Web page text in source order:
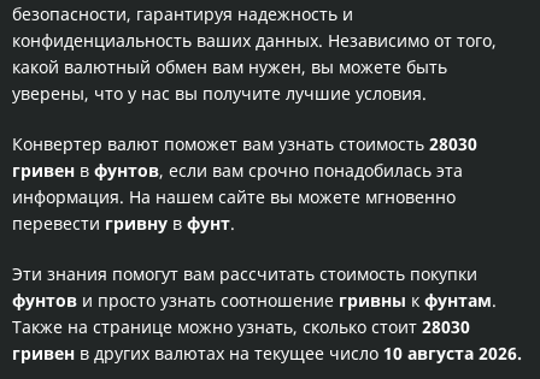
безопасности, гарантируя надежность и
конфиденциальность ваших данных. Независимо от того,
какой валютный обмен вам нужен, вы можете быть
уверены, что у нас вы получите лучшие условия.
Конвертер валют поможет вам узнать стоимость 28030
гривен в фунтов, если вам срочно понадобилась эта
информация. На нашем сайте вы можете мгновенно
перевести гривну в фунт.
Эти знания помогут вам рассчитать стоимость покупки
фунтов и просто узнать соотношение гривны к фунтам.
Также на странице можно узнать, сколько стоит 28030
гривен в других валютах на текущее число 10 августа 2026.